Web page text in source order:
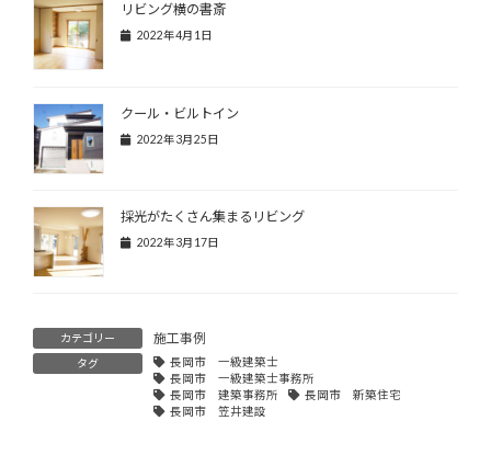
リビング横の書斎
2022年4月1日
クール・ビルトイン
2022年3月25日
採光がたくさん集まるリビング
2022年3月17日
カテゴリー 施工事例
タグ
長岡市 一級建築士
長岡市 一級建築士事務所
長岡市 建築事務所
長岡市 新築住宅
長岡市 笠井建設